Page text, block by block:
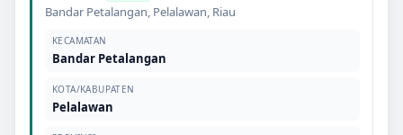
Bandar Petalangan, Pelalawan, Riau
KECAMATAN
Bandar Petalangan
KOTA/KABUPATEN
Pelalawan